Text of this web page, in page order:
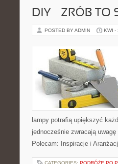
DIY – ZRÓB TO
POSTED BY ADMIN KWI -
lampy potrafią upiększyć
jednocześnie zwracają
Polecam: Inspiracje i
CATEGORIES: PODRÓŻE PO